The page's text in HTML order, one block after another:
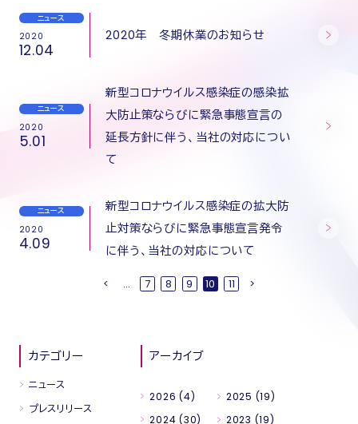
ニュース
2020
12.04
2020年 冬期休業のお知らせ
ニュース
2020
5.01
新型コロナウイルス感染症の感染拡
大防止策ならびに緊急事態宣言の
延長方針に伴う、当社の対応につい
て
ニュース
2020
4.09
新型コロナウイルス感染症の拡大防
止対策ならびに緊急事態宣言発令
に伴う、当社の対応について
< ... 7 8 9 10 11 >
カテゴリー
ニュース
プレスリリース
アーカイブ
2026 (4) 2025 (19)
2024 (30) 2023 (19)